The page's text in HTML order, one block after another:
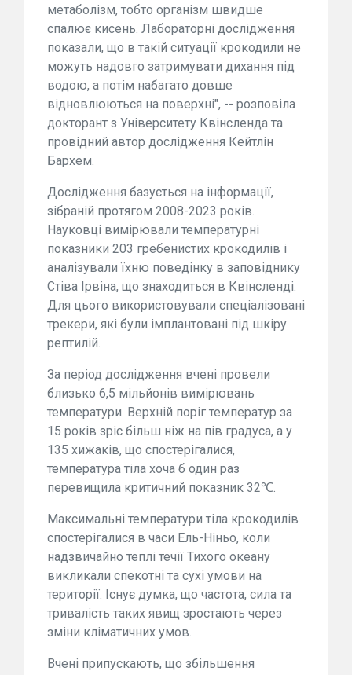
метаболізм, тобто організм швидше
спалює кисень. Лабораторні дослідження
показали, що в такій ситуації крокодили не
можуть надовго затримувати дихання під
водою, а потім набагато довше
відновлюються на поверхні", -- розповіла
докторант з Університету Квінсленда та
провідний автор дослідження Кейтлін
Бархем.
Дослідження базується на інформації,
зібраній протягом 2008-2023 років.
Науковці вимірювали температурні
показники 203 гребенистих крокодилів і
аналізували їхню поведінку в заповіднику
Стіва Ірвіна, що знаходиться в Квінсленді.
Для цього використовували спеціалізовані
трекери, які були імплантовані під шкіру
рептилій.
За період дослідження вчені провели
близько 6,5 мільйонів вимірювань
температури. Верхній поріг температур за
15 років зріс більш ніж на пів градуса, а у
135 хижаків, що спостерігалися,
температура тіла хоча б один раз
перевищила критичний показник 32℃.
Максимальні температури тіла крокодилів
спостерігалися в часи Ель-Ніньо, коли
надзвичайно теплі течії Тихого океану
викликали спекотні та сухі умови на
території. Існує думка, що частота, сила та
тривалість таких явищ зростають через
зміни кліматичних умов.
Вчені припускають, що збільшення